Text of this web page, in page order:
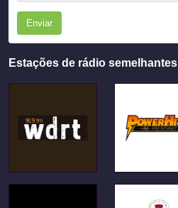
Enviar
Estações de rádio semelhantes